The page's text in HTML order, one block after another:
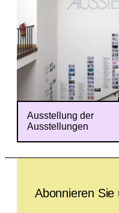
Ausstellung der
Ausstellungen
Abonnieren Sie